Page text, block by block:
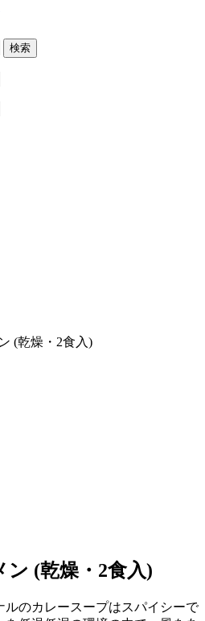
(乾燥・2食入)
(乾燥・2食入)
のカレースープはスパイシーで